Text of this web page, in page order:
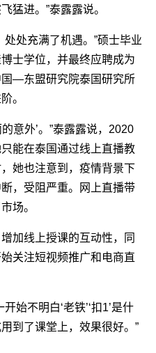
猛进。”泰露露说。
处充满了机遇。”硕士毕业
士学位，并最终应聘成为
—东盟研究院泰国研究所
。
意外’。”泰露露说，2020
能在泰国通过线上直播教
她也注意到，疫情背景下
，受阻严重。网上直播带
场。
线上授课的互动性，同
关注短视频推广和电商直
不明白‘老铁’‘扣1’是什
到了课堂上，效果很好。”